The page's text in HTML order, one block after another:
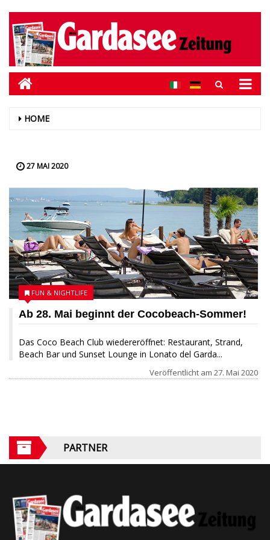
HOME
27 MAI 2020
Ab 28. Mai beginnt der Cocobeach-Sommer!
Das Coco Beach Club wiedereröffnet: Restaurant, Strand,
Beach Bar und Sunset Lounge in Lonato del Garda...
FUN & NIGHTLIFE
Veröffentlicht am 27. Mai 2020
PARTNER